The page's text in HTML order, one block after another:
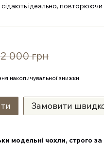
ідеально, повторюючи
000 грн
накопичувальної знижки
Замовити
модельні чохли, строго